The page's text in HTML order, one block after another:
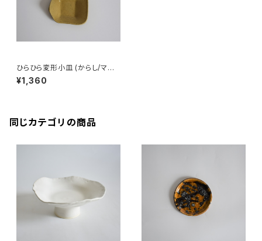
ひらひら変形小皿 (からし/マス
タード/黄/光沢/白御影土)
¥1,360
同じカテゴリの商品